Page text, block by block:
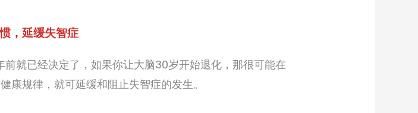
，延缓失智症
就已经决定了，如果你让大脑30岁开始退化，那很可能在
规律，就可延缓和阻止失智症的发生。